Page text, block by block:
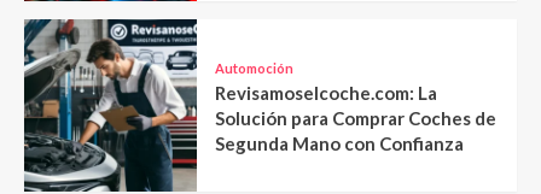
Automoción
Revisamoselcoche.com: La
Solución para Comprar Coches de
Segunda Mano con Confianza